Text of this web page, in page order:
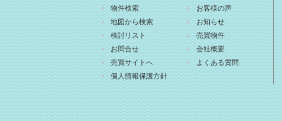
物件検索
地図から検索
検討リスト
お問合せ
売買サイトへ
個人情報保護方針
お客様の声
お知らせ
売買物件
会社概要
よくある質問